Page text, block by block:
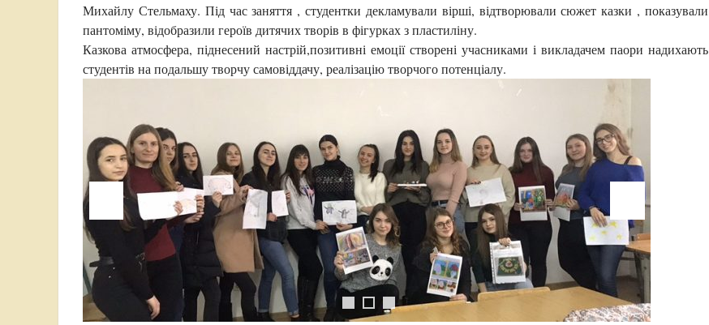
Михайлу Стельмаху. Під час заняття , студентки декламували вірші, відтворювали сюжет казки , показували
пантоміму, відобразили героїв дитячих творів в фігурках з пластиліну.
Казкова атмосфера, піднесений настрій,позитивні емоції створені учасниками і викладачем паори надихають
студентів на подальшу творчу самовіддачу, реалізацію творчого потенціалу.